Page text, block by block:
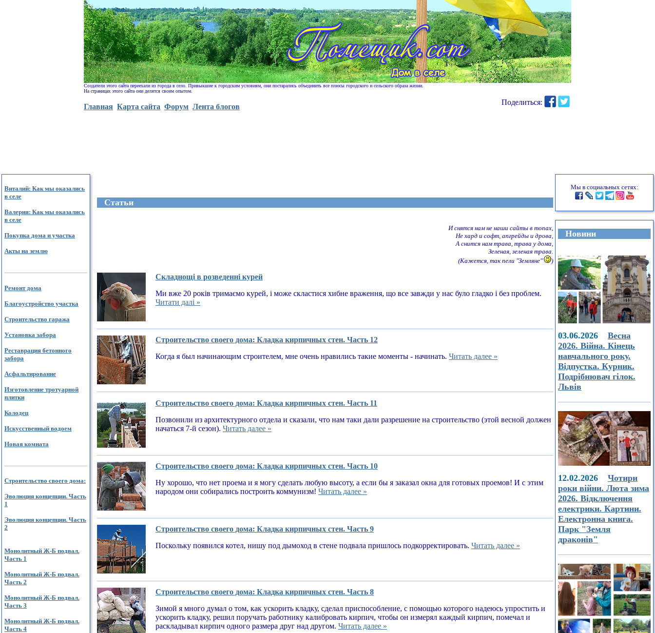
Создатели этого сайта переехали из города в село. Привыкшие к городским условиям, они постарались объединить все плюсы городского и сельского образа жизни.
На страницах этого сайта они делятся своим опытом.
Главная Карта сайта Форум Лента блогов
Поделиться:
Виталий: Как мы оказались
в селе
Валерия: Как мы оказались
в селе
Покупка дома и участка
Акты на землю
Ремонт дома
Благоустройство участка
Строительство гаража
Установка забора
Реставрация бетонного
забора
Асфальтирование
Изготовление тротуарной
плитки
Колодец
Искусственный водоем
Новая комната
Строительство своего дома:
Эволюция концепции. Часть
1
Эволюция концепции. Часть
2
Монолитный Ж-Б подвал.
Часть 1
Монолитный Ж-Б подвал.
Часть 2
Монолитный Ж-Б подвал.
Часть 3
Монолитный Ж-Б подвал.
Часть 4
Cтатьи
И снятся нам не наши сайты в топах,
Не хард и софт, апгрейды и дрова,
А снится нам трава, трава у дома,
Зеленая, зеленая трава.
(Кажется, так пели "Земляне"
)
Складнощі в розведенні курей
Ми вже 20 років тримаємо курей, і може скластися хибне враження, що все завжди у нас було гладко і без проблем.
Читати далі »
Строительство своего дома: Кладка кирпичных стен. Часть 12
Когда я был начинающим строителем, мне очень нравились такие моменты - начинать. Читать далее »
Строительство своего дома: Кладка кирпичных стен. Часть 11
Позвонили из архитектурного отдела и сказали, что нам таки дали разрешение на строительство (этой весной должен
начаться 7-й сезон). Читать далее »
Строительство своего дома: Кладка кирпичных стен. Часть 10
Ну хорошо, что нет проема и я могу сделать любую высоту, а если бы я заказал окна для готовых проемов! И с этим
народом они собирались построить коммунизм! Читать далее »
Строительство своего дома: Кладка кирпичных стен. Часть 9
Поскольку появился котел, нишу под дымоход в стене подвала пришлось подкорректировать. Читать далее »
Строительство своего дома: Кладка кирпичных стен. Часть 8
Зимой я много думал о том, как ускорить кладку, сделал приспособление, с помощью которого надеюсь упростить и
ускорить кладку, решил поручать работнику калибровать кирпич, чтобы он измерял каждый кирпич, помечал и
раскладывал кирпич одного размера друг над другом. Читать далее »
Мы в социальных сетях:
Новини
03.06.2026 Весна
2026. Війна. Кінець
навчального року.
Відпустка. Курник.
Подрібнювач гілок.
Львів
12.02.2026 Чотири
роки війни. Люта зима
2026. Відключення
електрики. Картини.
Електронна книга.
Парк "Земля
драконів"